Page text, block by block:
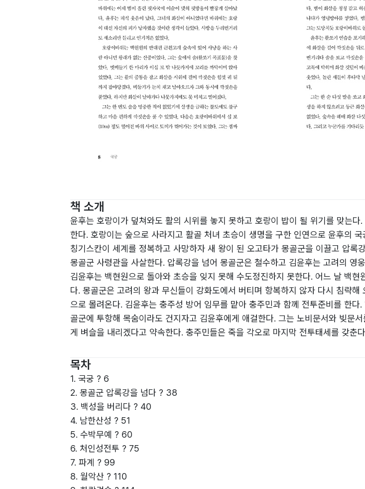
책 소개
윤후는 호랑이가 덮쳐와도 활의 시위를 놓지 못하고 호랑이 밥이 될 위기를 맞는
한다. 호랑이는 숲으로 사라지고 활골 처녀 초승이 생명을 구한 인연으로 윤후의 국
칭기스칸이 세계를 정복하고 사망하자 새 왕이 된 오고타가 몽골군을 이끌고 압
몽골군 사령관을 사살한다. 압록강을 넘어 몽골군은 철수하고 김윤후는 고려의 영
김윤후는 백현원으로 돌아와 초승을 잊지 못해 수도정진하지 못한다. 어느 날 백
다. 몽골군은 고려의 왕과 무신들이 강화도에서 버티며 항복하지 않자 다시 침략
으로 몰려온다. 김윤후는 충주성 방어 임무를 맡아 충주민과 함께 전투준비를 한
골군에 투항해 목숨이라도 건지자고 김윤후에게 애걸한다. 그는 노비문서와 빚문
게 벼슬을 내리겠다고 약속한다. 충주민들은 죽을 각오로 마지막 전투태세를 갖춘
목차
1. 국궁 ? 6
2. 몽골군 압록강을 넘다 ? 38
3. 백성을 버리다 ? 40
4. 남한산성 ? 51
5. 수박무예 ? 60
6. 처인성전투 ? 75
7. 파계 ? 99
8. 월악산 ? 110